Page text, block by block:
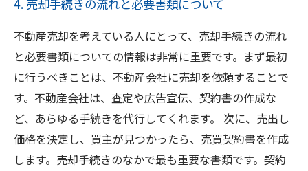
4. 売却手続きの流れと必要書類について
不動産売却を考えている人にとって、売却手続きの流れ
と必要書類についての情報は非常に重要です。まず最初
に行うべきことは、不動産会社に売却を依頼することで
す。不動産会社は、査定や広告宣伝、契約書の作成な
ど、あらゆる手続きを代行してくれます。 次に、売出し
価格を決定し、買主が見つかったら、売買契約書を作成
します。売却手続きのなかで最も重要な書類です。契約